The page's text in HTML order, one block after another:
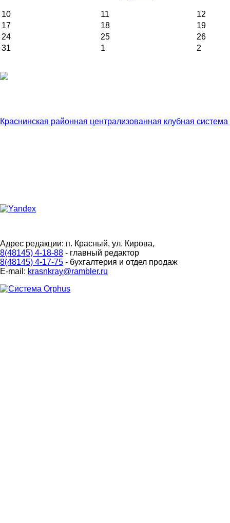
10 11
12
17
18
19
24
25
26
31
1 2
Краснинская районная централизованная клубная
Адрес редакции: п. Красный, ул. Кирова,
8(48145) 4-18-88 - главный редактор
8(48145) 4-17-75 - бухгалтерия и отдел продаж
E-mail: krasnkray@rambler.ru